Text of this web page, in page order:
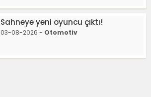
Sahneye yeni oyuncu çıktı!
03-08-2026 - Otomotiv